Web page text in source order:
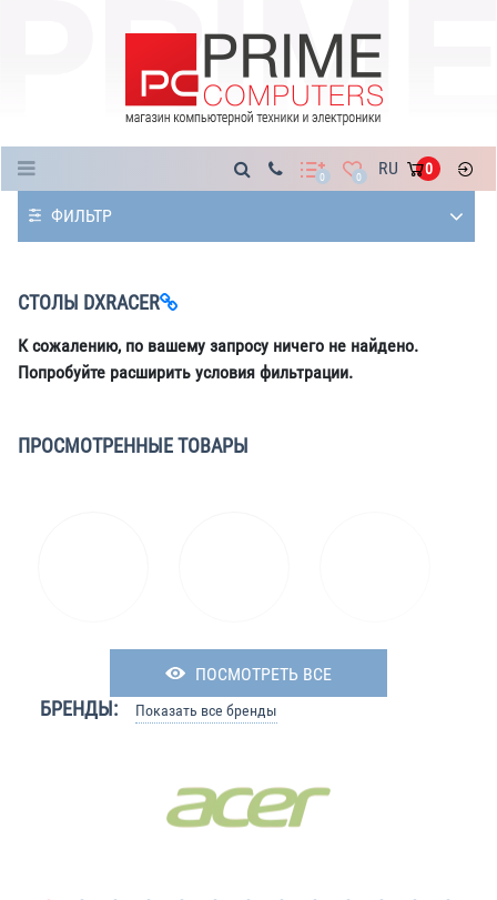
0 0 RU 0
ФИЛЬТР
СТОЛЫ DXRACER
К сожалению, по вашему запросу ничего не найдено.
Попробуйте расширить условия фильтрации.
ПРОСМОТРЕННЫЕ ТОВАРЫ
ПОСМОТРЕТЬ ВСЕ
БРЕНДЫ: Показать все бренды